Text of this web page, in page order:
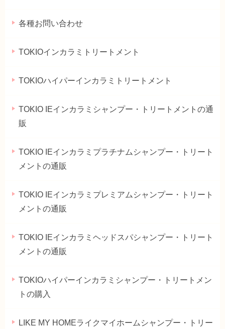
各種お問い合わせ
TOKIOインカラミトリートメント
TOKIOハイパーインカラミトリートメント
TOKIO IEインカラミシャンプー・トリートメントの通
販
TOKIO IEインカラミプラチナムシャンプー・トリート
メントの通販
TOKIO IEインカラミプレミアムシャンプー・トリート
メントの通販
TOKIO IEインカラミヘッドスパシャンプー・トリート
メントの通販
TOKIOハイパーインカラミシャンプー・トリートメン
トの購入
LIKE MY HOMEライクマイホームシャンプー・トリー